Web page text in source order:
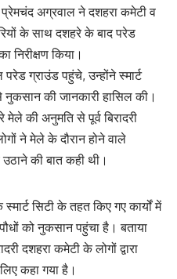
प्रेमचंद अग्रवाल ने दशहरा कमेटी व
के साथ दशहरे के बाद परेड
निरीक्षण किया।
ग्राउंड पहुंचे, उन्होंने स्मार्ट
नुकसान की जानकारी हासिल की।
मेले की अनुमति से पूर्व बिरादरी
ने मेले के दौरान होने वाले
की बात कही थी।
सिटी के तहत किए गए कार्यों में
को नुकसान पहुंचा है। बताया
दशहरा कमेटी के लोगों द्वारा
कहा गया है।